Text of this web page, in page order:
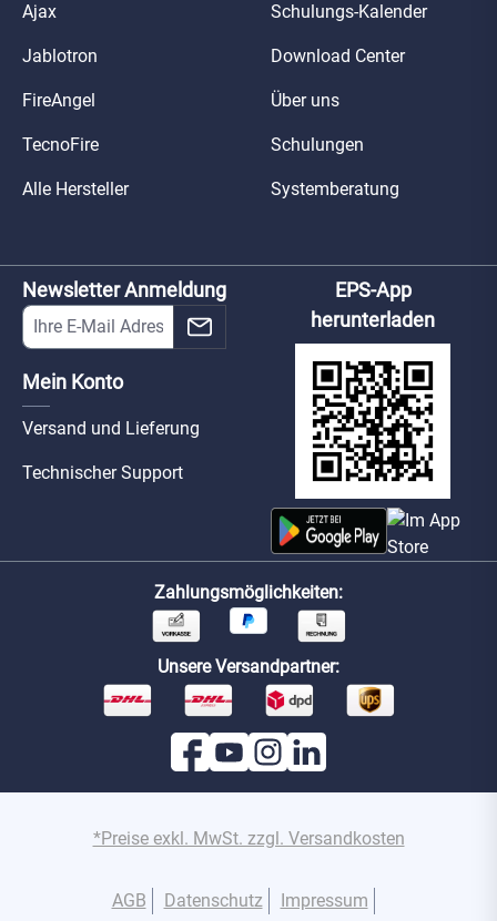
Ajax
Jablotron
FireAngel
TecnoFire
Alle Hersteller
Schulungs-Kalender
Download Center
Über uns
Schulungen
Systemberatung
Newsletter Anmeldung
Mein Konto
Versand und Lieferung
Technischer Support
EPS-App
herunterladen
Zahlungsmöglichkeiten:
Unsere Versandpartner:
*Preise exkl. MwSt. zzgl. Versandkosten
AGB Datenschutz Impressum